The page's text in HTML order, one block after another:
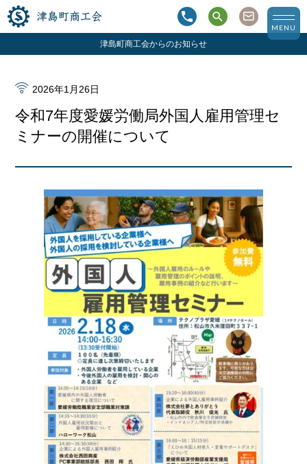
津島町商工会
MENU
津島町商工会からのお知らせ
2026年1月26日
令和7年度愛媛労働局外国人雇用管理セ
ミナーの開催について